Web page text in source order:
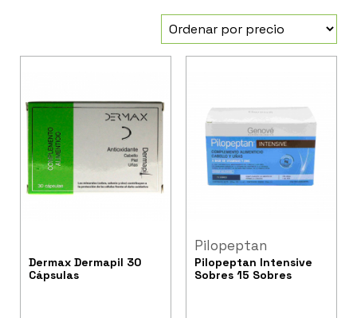
Dermax Dermapil 30
Cápsulas
Pilopeptan
Pilopeptan Intensive
Sobres 15 Sobres